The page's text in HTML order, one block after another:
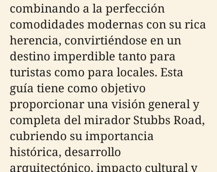
combinando a la perfección
comodidades modernas con su rica
herencia, convirtiéndose en un
destino imperdible tanto para
turistas como para locales. Esta
guía tiene como objetivo
proporcionar una visión general y
completa del mirador Stubbs Road,
cubriendo su importancia
histórica, desarrollo
arquitectónico, impacto cultural y